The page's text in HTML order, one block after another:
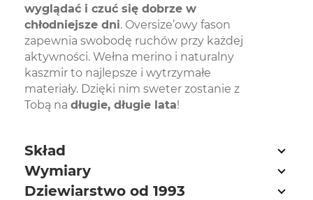
wyglądać i czuć się dobrze w
chłodniejsze dni. Oversize’owy fason
zapewnia swobodę ruchów przy każdej
aktywności. Wełna merino i naturalny
kaszmir to najlepsze i wytrzymałe
materiały. Dzięki nim sweter zostanie z
Tobą na długie, długie lata!
Skład
Wymiary
Dziewiarstwo od 1993